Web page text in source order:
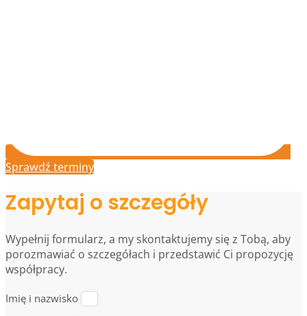
Sprawdź terminy
Zapytaj o szczegóły
Wypełnij formularz, a my skontaktujemy się z Tobą, aby
porozmawiać o szczegółach i przedstawić Ci propozycję
współpracy.
Imię i nazwisko